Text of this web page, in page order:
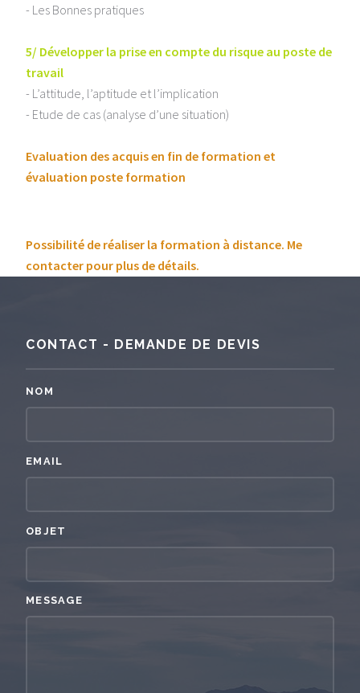
- Les Bonnes pratiques
5/ Développer la prise en compte du risque au poste de
travail
- L’attitude, l’aptitude et l’implication
- Etude de cas (analyse d’une situation)
Evaluation des acquis en fin de formation et
évaluation poste formation
Possibilité de réaliser la formation à distance. Me
contacter pour plus de détails.
CONTACT - DEMANDE DE DEVIS
NOM
EMAIL
OBJET
MESSAGE